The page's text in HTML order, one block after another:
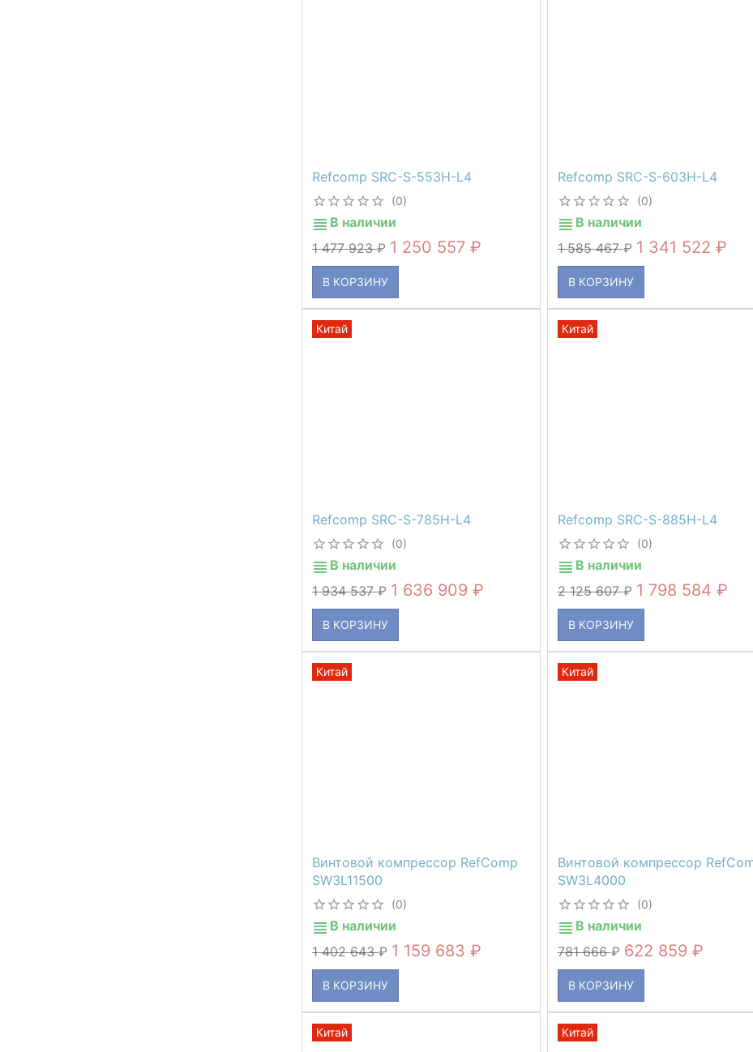
Refcomp SRC-S-553H-L4
(0)
В наличии
1 477 923
1 250 557
В КОРЗИНУ
Refcomp SRC-S-603H-L4
(0)
В наличии
1 585 467
1 341 522
В КОРЗИНУ
Refcomp SRC-S-785H-L4
(0)
В наличии
1 934 537
1 636 909
В КОРЗИНУ
Китай
Refcomp SRC-S-885H-L4
(0)
В наличии
2 125 607
1 798 584
В КОРЗИНУ
Китай
Винтовой компрессор RefComp
SW3L11500
(0)
В наличии
1 402 643
1 159 683
В КОРЗИНУ
Китай
Винтовой компрессор
SW3L4000
(0)
В наличии
781 666
622 859
В КОРЗИНУ
Китай
Китай Китай